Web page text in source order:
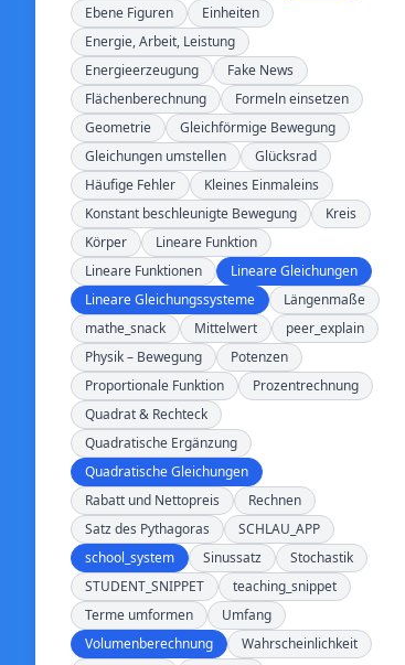
Ebene Figuren
Einheiten
Energie, Arbeit, Leistung
Energieerzeugung
Fake News
Flächenberechnung
Formeln einsetzen
Geometrie
Gleichförmige Bewegung
Gleichungen umstellen
Glücksrad
Häufige Fehler
Kleines Einmaleins
Konstant beschleunigte Bewegung
Kreis
Körper
Lineare Funktion
Lineare Funktionen
Lineare Gleichungen
Lineare Gleichungssysteme
Längenmaße
mathe_snack
Mittelwert
peer_explain
Physik – Bewegung
Potenzen
Proportionale Funktion
Prozentrechnung
Quadrat & Rechteck
Quadratische Ergänzung
Quadratische Gleichungen
Rabatt und Nettopreis
Rechnen
Satz des Pythagoras
SCHLAU_APP
school_system
Sinussatz
Stochastik
STUDENT_SNIPPET
teaching_snippet
Terme umformen
Umfang
Volumenberechnung
Wahrscheinlichkeit